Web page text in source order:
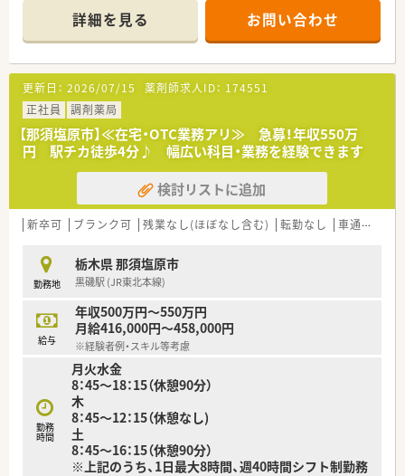
に力を入れています
■業界トップクラスの時給2,600円！しっかりと稼ぎたい方にも
お勧めです！
■全国に多くの店舗を展開しているため、子供の学校行事等で休
まなければならない場合も、事前に休みを申請すればサポートし
て頂けます！
■社員購買割引き制度もあり、品ぞろえが多いと評判のドラッグ
ストアで大変嬉しい福利厚生です♪
■ダイバーシティーを推進し、性別に関わらず幅広い方が長く活
躍できる環境を整えています
■落ち着いた環境で、ペースを守ってお仕事に取組める環境で
■面受けの店舗が多く、科目も単科に偏らずバランスの良い業務
内容です。
詳細を見る お問い合わせ
更新日： 2026/07/15 薬剤師求人ID： 174551
正社員
調剤薬局
【那須塩原市】≪在宅・OTC業務アリ≫ 急募！年収550万
円 駅チカ徒歩4分♪ 幅広い科目・業務を経験できます
検討リストに追加
新卒可 ブランク可 残業なし(ほぼなし含む) 転勤なし 車通勤可
勤務地
栃木県 那須塩原市
黒磯駅 (JR東北本線)
給与
年収500万円～550万円
月給416,000円～458,000円
※経験者例・スキル等考慮
勤務
時間
月火水金
8：45～18：15（休憩90分）
木
8：45～12：15（休憩なし)
土
8：45～16：15（休憩90分）
※上記のうち、1日最大8時間、週40時間シフト制勤務